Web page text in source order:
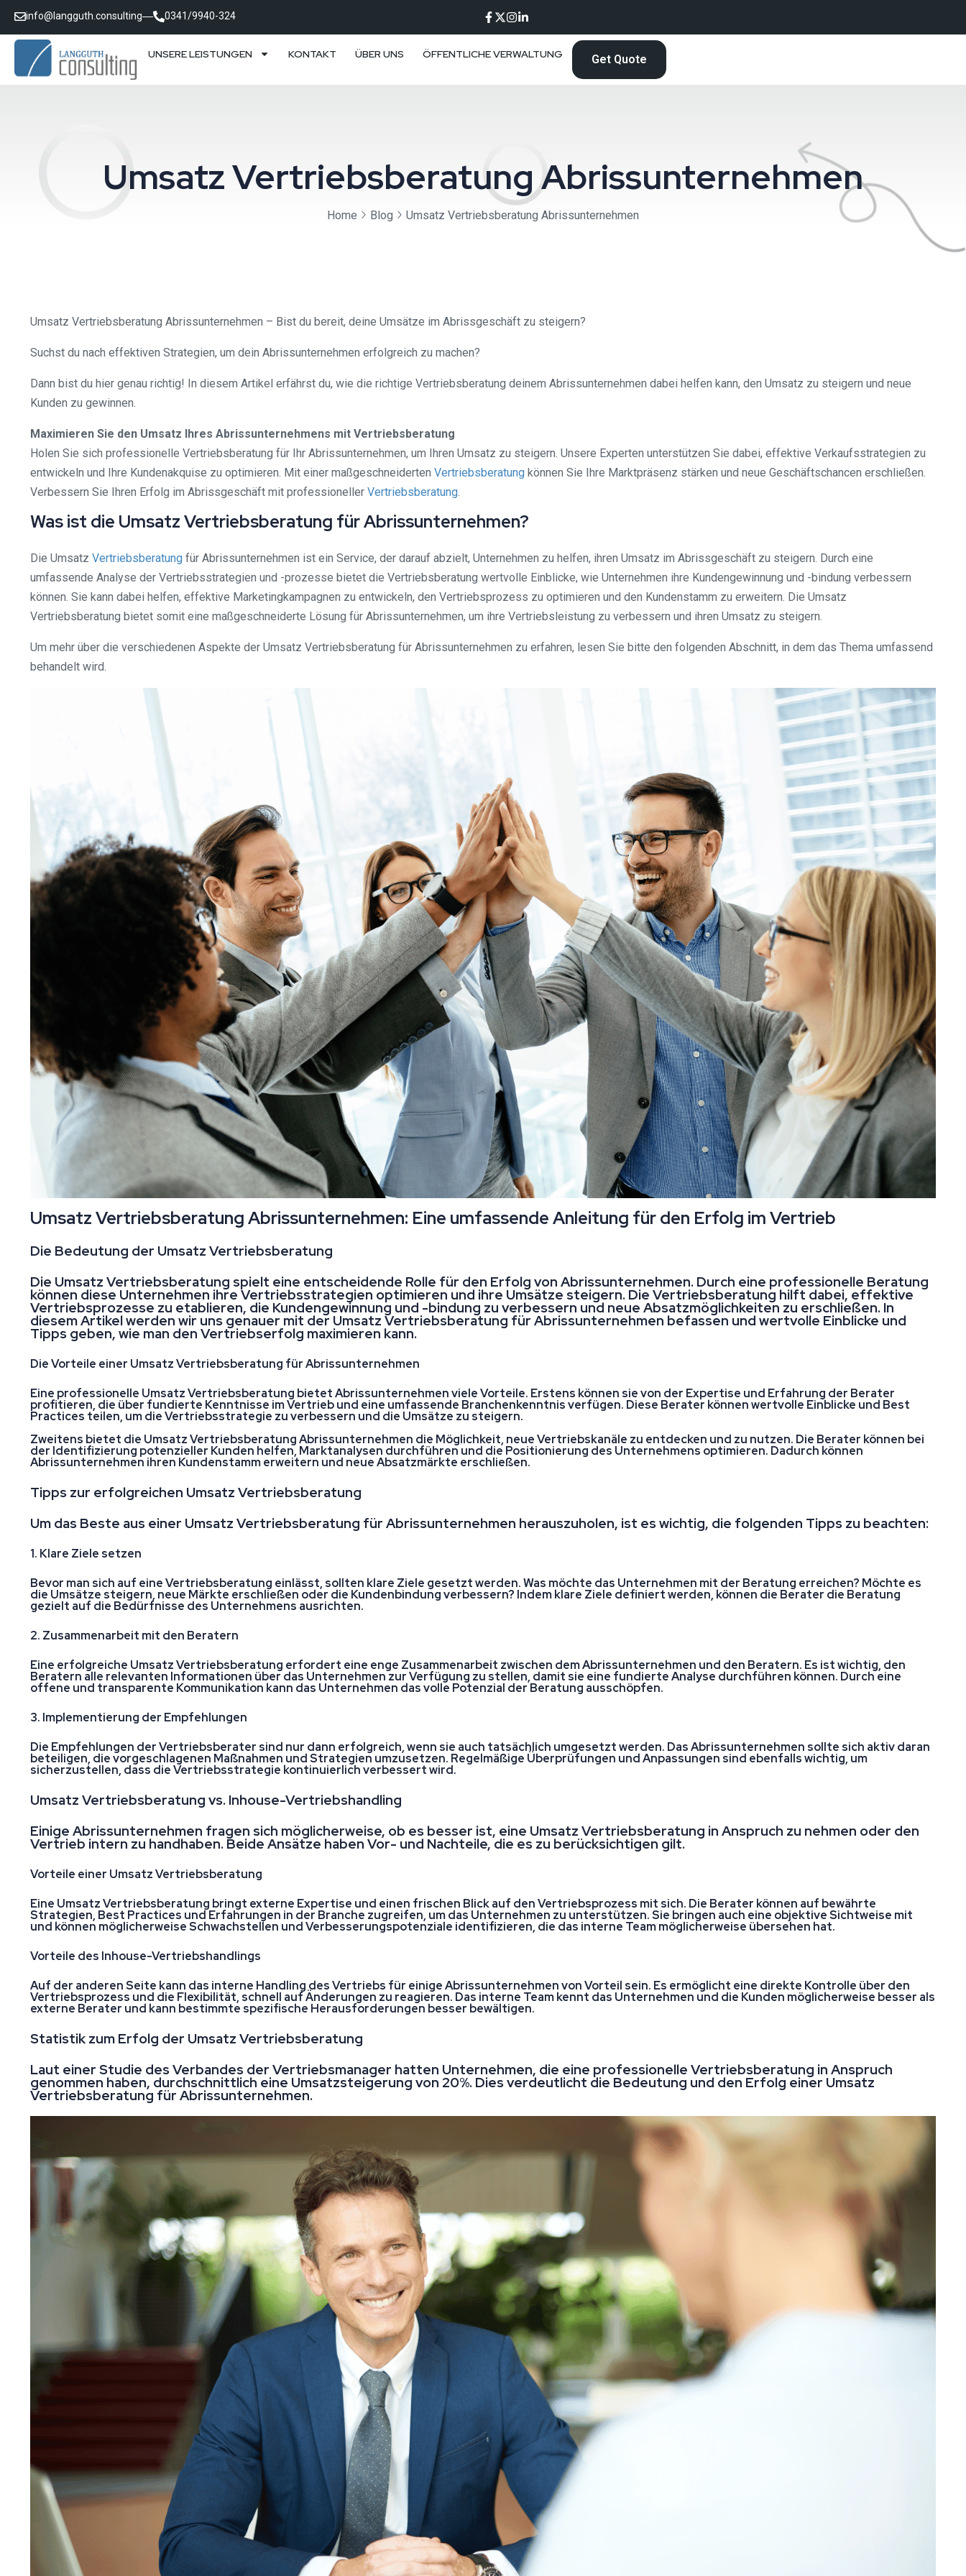
info@langguth.consulting 0341/9940-324
UNSERE LEISTUNGEN KONTAKT ÜBER UNS ÖFFENTLICHE VERWALTUNG Get Quote
Umsatz Vertriebsberatung Abrissunternehmen
Home Blog Umsatz Vertriebsberatung Abrissunternehmen
Umsatz Vertriebsberatung Abrissunternehmen – Bist du bereit, deine Umsätze im Abrissgeschäft zu steigern?
Suchst du nach effektiven Strategien, um dein Abrissunternehmen erfolgreich zu machen?
Dann bist du hier genau richtig! In diesem Artikel erfährst du, wie die richtige Vertriebsberatung deinem Abrissunternehmen dabei helfen kann, den Umsatz zu steigern und neue
Kunden zu gewinnen.
Maximieren Sie den Umsatz Ihres Abrissunternehmens mit Vertriebsberatung
Holen Sie sich professionelle Vertriebsberatung für Ihr Abrissunternehmen, um Ihren Umsatz zu steigern. Unsere Experten unterstützen Sie dabei, effektive Verkaufsstrategien zu
entwickeln und Ihre Kundenakquise zu optimieren. Mit einer maßgeschneiderten Vertriebsberatung können Sie Ihre Marktpräsenz stärken und neue Geschäftschancen erschließen.
Verbessern Sie Ihren Erfolg im Abrissgeschäft mit professioneller Vertriebsberatung.
Was ist die Umsatz Vertriebsberatung für Abrissunternehmen?
Die Umsatz Vertriebsberatung für Abrissunternehmen ist ein Service, der darauf abzielt, Unternehmen zu helfen, ihren Umsatz im Abrissgeschäft zu steigern. Durch eine
umfassende Analyse der Vertriebsstrategien und -prozesse bietet die Vertriebsberatung wertvolle Einblicke, wie Unternehmen ihre Kundengewinnung und -bindung verbessern
können. Sie kann dabei helfen, effektive Marketingkampagnen zu entwickeln, den Vertriebsprozess zu optimieren und den Kundenstamm zu erweitern. Die Umsatz
Vertriebsberatung bietet somit eine maßgeschneiderte Lösung für Abrissunternehmen, um ihre Vertriebsleistung zu verbessern und ihren Umsatz zu steigern.
Um mehr über die verschiedenen Aspekte der Umsatz Vertriebsberatung für Abrissunternehmen zu erfahren, lesen Sie bitte den folgenden Abschnitt, in dem das Thema umfassend
behandelt wird.
Umsatz Vertriebsberatung Abrissunternehmen: Eine umfassende Anleitung für den Erfolg im Vertrieb
Die Bedeutung der Umsatz Vertriebsberatung
Die Umsatz Vertriebsberatung spielt eine entscheidende Rolle für den Erfolg von Abrissunternehmen. Durch eine professionelle Beratung
können diese Unternehmen ihre Vertriebsstrategien optimieren und ihre Umsätze steigern. Die Vertriebsberatung hilft dabei, effektive
Vertriebsprozesse zu etablieren, die Kundengewinnung und -bindung zu verbessern und neue Absatzmöglichkeiten zu erschließen. In
diesem Artikel werden wir uns genauer mit der Umsatz Vertriebsberatung für Abrissunternehmen befassen und wertvolle Einblicke und
Tipps geben, wie man den Vertriebserfolg maximieren kann.
Die Vorteile einer Umsatz Vertriebsberatung für Abrissunternehmen
Eine professionelle Umsatz Vertriebsberatung bietet Abrissunternehmen viele Vorteile. Erstens können sie von der Expertise und Erfahrung der Berater
profitieren, die über fundierte Kenntnisse im Vertrieb und eine umfassende Branchenkenntnis verfügen. Diese Berater können wertvolle Einblicke und Best
Practices teilen, um die Vertriebsstrategie zu verbessern und die Umsätze zu steigern.
Zweitens bietet die Umsatz Vertriebsberatung Abrissunternehmen die Möglichkeit, neue Vertriebskanäle zu entdecken und zu nutzen. Die Berater können bei
der Identifizierung potenzieller Kunden helfen, Marktanalysen durchführen und die Positionierung des Unternehmens optimieren. Dadurch können
Abrissunternehmen ihren Kundenstamm erweitern und neue Absatzmärkte erschließen.
Tipps zur erfolgreichen Umsatz Vertriebsberatung
Um das Beste aus einer Umsatz Vertriebsberatung für Abrissunternehmen herauszuholen, ist es wichtig, die folgenden Tipps zu beachten:
1. Klare Ziele setzen
Bevor man sich auf eine Vertriebsberatung einlässt, sollten klare Ziele gesetzt werden. Was möchte das Unternehmen mit der Beratung erreichen? Möchte es
die Umsätze steigern, neue Märkte erschließen oder die Kundenbindung verbessern? Indem klare Ziele definiert werden, können die Berater die Beratung
gezielt auf die Bedürfnisse des Unternehmens ausrichten.
2. Zusammenarbeit mit den Beratern
Eine erfolgreiche Umsatz Vertriebsberatung erfordert eine enge Zusammenarbeit zwischen dem Abrissunternehmen und den Beratern. Es ist wichtig, den
Beratern alle relevanten Informationen über das Unternehmen zur Verfügung zu stellen, damit sie eine fundierte Analyse durchführen können. Durch eine
offene und transparente Kommunikation kann das Unternehmen das volle Potenzial der Beratung ausschöpfen.
3. Implementierung der Empfehlungen
Die Empfehlungen der Vertriebsberater sind nur dann erfolgreich, wenn sie auch tatsächlich umgesetzt werden. Das Abrissunternehmen sollte sich aktiv daran
beteiligen, die vorgeschlagenen Maßnahmen und Strategien umzusetzen. Regelmäßige Überprüfungen und Anpassungen sind ebenfalls wichtig, um
sicherzustellen, dass die Vertriebsstrategie kontinuierlich verbessert wird.
Umsatz Vertriebsberatung vs. Inhouse-Vertriebshandling
Einige Abrissunternehmen fragen sich möglicherweise, ob es besser ist, eine Umsatz Vertriebsberatung in Anspruch zu nehmen oder den
Vertrieb intern zu handhaben. Beide Ansätze haben Vor- und Nachteile, die es zu berücksichtigen gilt.
Vorteile einer Umsatz Vertriebsberatung
Eine Umsatz Vertriebsberatung bringt externe Expertise und einen frischen Blick auf den Vertriebsprozess mit sich. Die Berater können auf bewährte
Strategien, Best Practices und Erfahrungen in der Branche zugreifen, um das Unternehmen zu unterstützen. Sie bringen auch eine objektive Sichtweise mit
und können möglicherweise Schwachstellen und Verbesserungspotenziale identifizieren, die das interne Team möglicherweise übersehen hat.
Vorteile des Inhouse-Vertriebshandlings
Auf der anderen Seite kann das interne Handling des Vertriebs für einige Abrissunternehmen von Vorteil sein. Es ermöglicht eine direkte Kontrolle über den
Vertriebsprozess und die Flexibilität, schnell auf Änderungen zu reagieren. Das interne Team kennt das Unternehmen und die Kunden möglicherweise besser als
externe Berater und kann bestimmte spezifische Herausforderungen besser bewältigen.
Statistik zum Erfolg der Umsatz Vertriebsberatung
Laut einer Studie des Verbandes der Vertriebsmanager hatten Unternehmen, die eine professionelle Vertriebsberatung in Anspruch
genommen haben, durchschnittlich eine Umsatzsteigerung von 20%. Dies verdeutlicht die Bedeutung und den Erfolg einer Umsatz
Vertriebsberatung für Abrissunternehmen.